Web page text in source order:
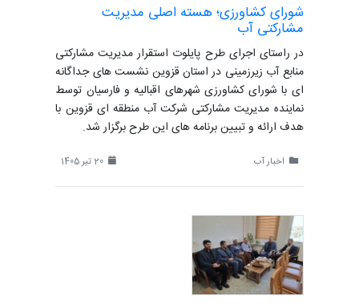
شورای کشاورزی؛ هسته اصلی مدیریت
مشارکتی آب
در راستای اجرای طرح پایلوت استقرار مدیریت مشارکتی
منابع آب زیرزمینی در استان قزوین نشست های جداگانه
ای با شورای کشاورزی شهرهای اقبالیه و فارسیان توسط
نماینده مدیریت مشارکتی شرکت آب منطقه ای قزوین با
هدف ارائه و تبیین برنامه های این طرح برگزار شد.
اخبار آب